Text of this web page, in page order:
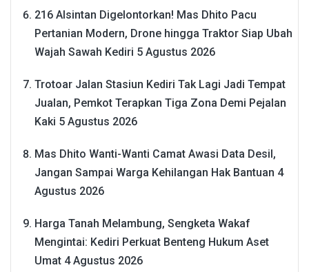
216 Alsintan Digelontorkan! Mas Dhito Pacu
Pertanian Modern, Drone hingga Traktor Siap Ubah
Wajah Sawah Kediri 5 Agustus 2026
Trotoar Jalan Stasiun Kediri Tak Lagi Jadi Tempat
Jualan, Pemkot Terapkan Tiga Zona Demi Pejalan
Kaki 5 Agustus 2026
Mas Dhito Wanti-Wanti Camat Awasi Data Desil,
Jangan Sampai Warga Kehilangan Hak Bantuan 4
Agustus 2026
Harga Tanah Melambung, Sengketa Wakaf
Mengintai: Kediri Perkuat Benteng Hukum Aset
Umat 4 Agustus 2026